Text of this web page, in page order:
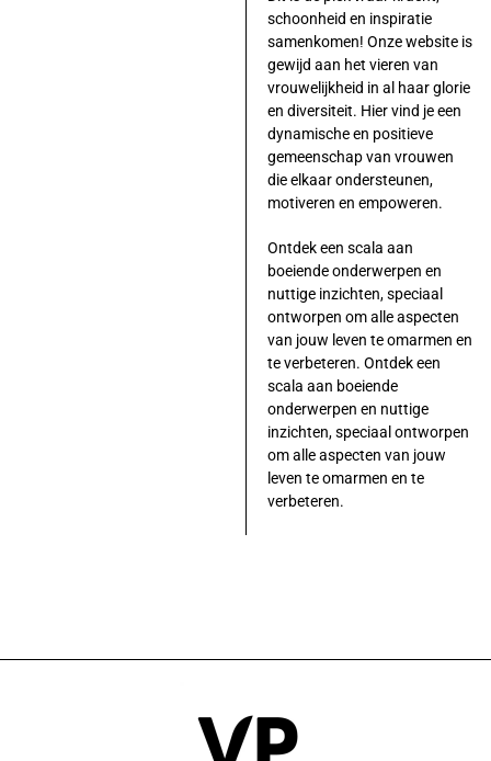
schoonheid en inspiratie
samenkomen! Onze website is
gewijd aan het vieren van
vrouwelijkheid in al haar glorie
en diversiteit. Hier vind je een
dynamische en positieve
gemeenschap van vrouwen
die elkaar ondersteunen,
motiveren en empoweren.
Ontdek een scala aan
boeiende onderwerpen en
nuttige inzichten, speciaal
ontworpen om alle aspecten
van jouw leven te omarmen en
te verbeteren. Ontdek een
scala aan boeiende
onderwerpen en nuttige
inzichten, speciaal ontworpen
om alle aspecten van jouw
leven te omarmen en te
verbeteren.